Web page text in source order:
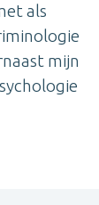
als
mijn